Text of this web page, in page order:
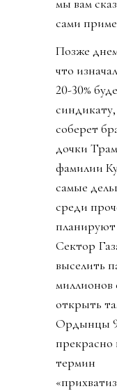
мы вам
сами
Позже
что
20-30%
соберет
дочки
фамилии
самые
среди
планируют
Сектор
выселить
открыть
Ордынцы
прекрасно
термин